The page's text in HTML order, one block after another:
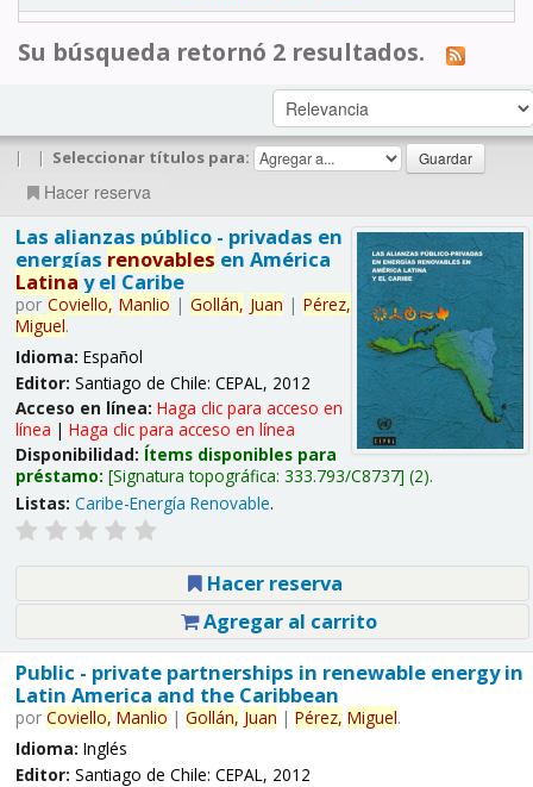
Su búsqueda retornó 2 resultados.
| | Seleccionar títulos para:
Hacer reserva
Las alianzas público - privadas en
energías renovables en América
Latina y el Caribe
por Coviello, Manlio | Gollán, Juan | Pérez,
Miguel.
Idioma: Español
Editor: Santiago de Chile: CEPAL, 2012
Acceso en línea: Haga clic para acceso en
línea | Haga clic para acceso en línea
Disponibilidad: Ítems disponibles para
préstamo: Signatura topográfica: 333.793/C8737 (2).
Listas: Caribe-Energía Renovable.
Hacer reserva
Agregar al carrito
Public - private partnerships in renewable energy in
Latin America and the Caribbean
por Coviello, Manlio | Gollán, Juan | Pérez, Miguel.
Idioma: Inglés
Editor: Santiago de Chile: CEPAL, 2012